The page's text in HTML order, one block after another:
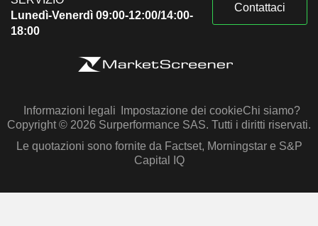
Lunedì-Venerdì 09:00-12:00/14:00-
18:00
Contattaci
Informazioni legali Impostazione dei cookieChi siamo?
Copyright © 2026 Surperformance SAS. Tutti i diritti riservati.
Le quotazioni sono fornite da Factset, Morningstar e S&P
Capital IQ